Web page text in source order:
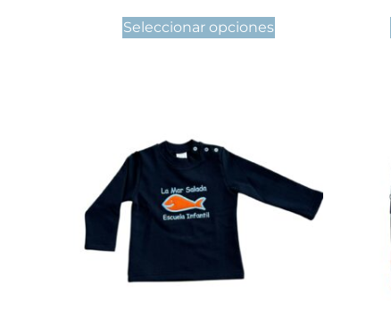
Seleccionar opciones